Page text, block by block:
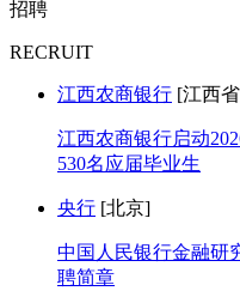
招聘
RECRUIT
江西农商银行 [江西
江西农商银行启动
530名应届毕业生
央行 [北京]
中国人民银行金融研
聘简章